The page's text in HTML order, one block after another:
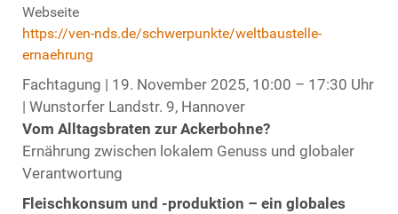
Webseite
https://ven-nds.de/schwerpunkte/weltbaustelle-
ernaehrung
Fachtagung | 19. November 2025, 10:00 – 17:30 Uhr
| Wunstorfer Landstr. 9, Hannover
Vom Alltagsbraten zur Ackerbohne?
Ernährung zwischen lokalem Genuss und globaler
Verantwortung
Fleischkonsum und -produktion – ein globales